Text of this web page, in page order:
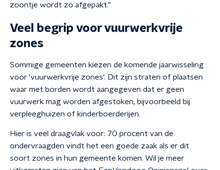
zoontje wordt zo afgepakt."
Veel begrip voor vuurwerkvrije
zones
Sommige gemeenten kiezen de komende jaarwisseling
voor 'vuurwerkvrije zones'. Dit zijn straten of plaatsen
waar met borden wordt aangegeven dat er geen
vuurwerk mag worden afgestoken, bijvoorbeeld bij
verpleeghuizen of kinderboerderijen.
Hier is veel draagvlak voor: 70 procent van de
ondervraagden vindt het een goede zaak als er dit
soort zones in hun gemeente komen. Wil je meer